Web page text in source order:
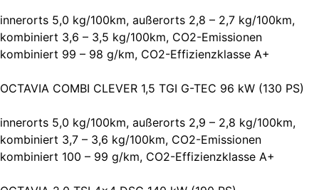
innerorts 5,0 kg/100km, außerorts 2,8 – 2,7 kg/100km,
kombiniert 3,6 – 3,5 kg/100km, CO2-Emissionen
kombiniert 99 – 98 g/km, CO2-Effizienzklasse A+
OCTAVIA COMBI CLEVER 1,5 TGI G-TEC 96 kW (130 PS)
innerorts 5,0 kg/100km, außerorts 2,9 – 2,8 kg/100km,
kombiniert 3,7 – 3,6 kg/100km, CO2-Emissionen
kombiniert 100 – 99 g/km, CO2-Effizienzklasse A+